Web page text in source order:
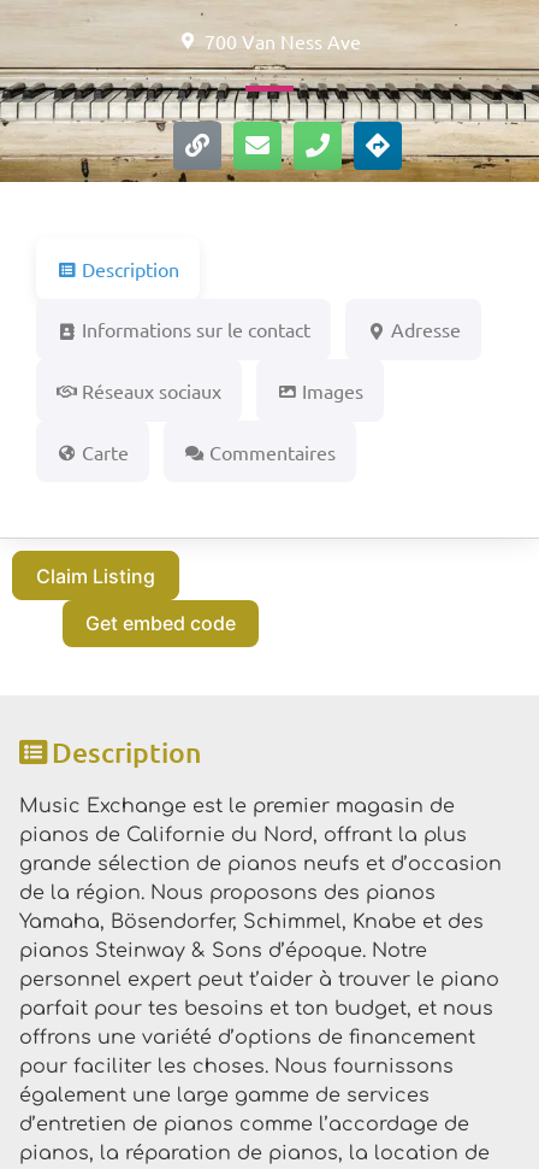
700 Van Ness Ave
Description
Informations sur le contact Adresse
Réseaux sociaux Images
Carte Commentaires
Claim Listing
Get embed code
Description
Music Exchange est le premier magasin de
pianos de Californie du Nord, offrant la plus
grande sélection de pianos neufs et d’occasion
de la région. Nous proposons des pianos
Yamaha, Bösendorfer, Schimmel, Knabe et des
pianos Steinway & Sons d’époque. Notre
personnel expert peut t’aider à trouver le piano
parfait pour tes besoins et ton budget, et nous
offrons une variété d’options de financement
pour faciliter les choses. Nous fournissons
également une large gamme de services
d’entretien de pianos comme l’accordage de
pianos, la réparation de pianos, la location de